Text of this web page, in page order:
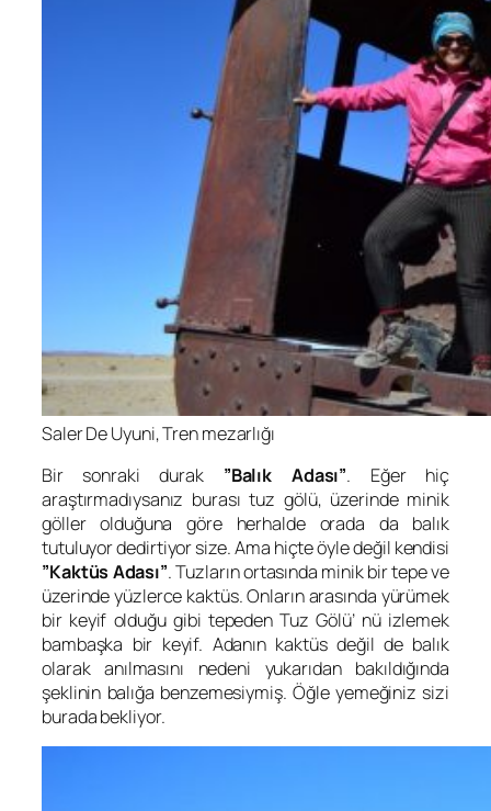
Saler De Uyuni, Tren mezarlığı
Bir sonraki durak ”Balık Adası”. Eğer hiç
araştırmadıysanız burası tuz gölü, üzerinde minik
göller olduğuna göre herhalde orada da balık
tutuluyor dedirtiyor size. Ama hiçte öyle değil kendisi
”Kaktüs Adası”. Tuzların ortasında minik bir tepe ve
üzerinde yüzlerce kaktüs. Onların arasında yürümek
bir keyif olduğu gibi tepeden Tuz Gölü’ nü izlemek
bambaşka bir keyif. Adanın kaktüs değil de balık
olarak anılmasını nedeni yukarıdan bakıldığında
şeklinin balığa benzemesiymiş. Öğle yemeğiniz sizi
burada bekliyor.